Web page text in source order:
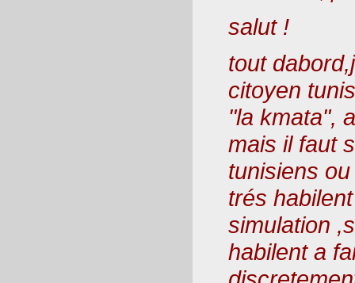
salut !
tout
citoyen
"la kmata",
mais il faut
tunisiens
trés
simulation
habilent a